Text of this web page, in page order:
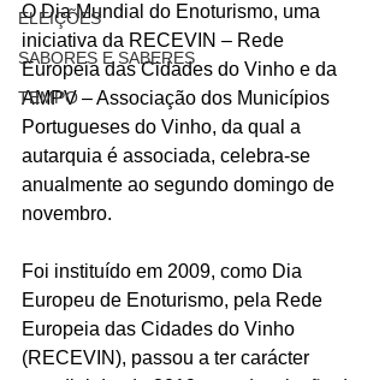
ELEIÇÕES
SABORES E SABERES
TEMPO
O Dia Mundial do Enoturismo, uma
iniciativa da RECEVIN – Rede
Europeia das Cidades do Vinho e da
AMPV – Associação dos Municípios
Portugueses do Vinho, da qual a
autarquia é associada, celebra-se
anualmente ao segundo domingo de
novembro.
Foi instituído em 2009, como Dia
Europeu de Enoturismo, pela Rede
Europeia das Cidades do Vinho
(RECEVIN), passou a ter carácter